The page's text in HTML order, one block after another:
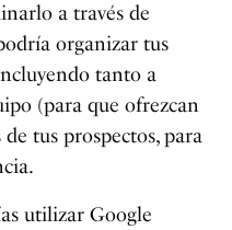
a través de
organizar tus
tanto a
(para que ofrezcan
tus prospectos, para
utilizar Google